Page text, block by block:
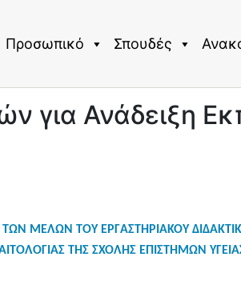
Προσωπικό Σπουδές
για Ανάδειξη
ΜΕΛΩΝ ΤΟΥ ΕΡΓΑΣΤΗΡΙΑΚΟΥ
ΤΗΣ ΣΧΟΛΗΣ ΕΠΙΣΤΗΜΩΝ